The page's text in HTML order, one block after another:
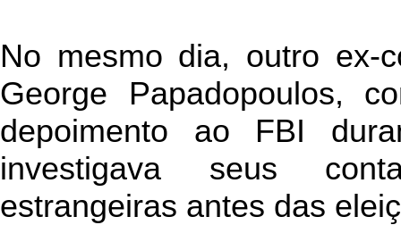
No mesmo dia, outro ex-
George Papadopoulos,
depoimento ao FBI
investigava seus
estrangeiras antes das